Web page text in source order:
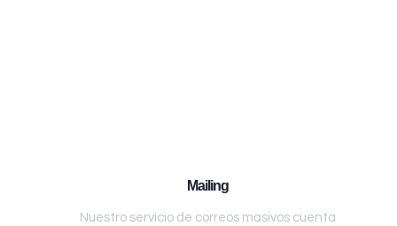
Mailing
Nuestro servicio de correos masivos cuenta